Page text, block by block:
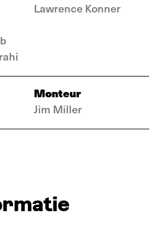
Lawrence Konner
Monteur
Jim Miller